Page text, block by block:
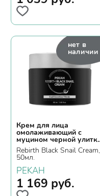
нет в
наличии
Крем для лица
омолаживающий с
муцином черной
и пептидами
Rebirth Black Snail Cream,
50мл.
PEKAH
1 169 руб.